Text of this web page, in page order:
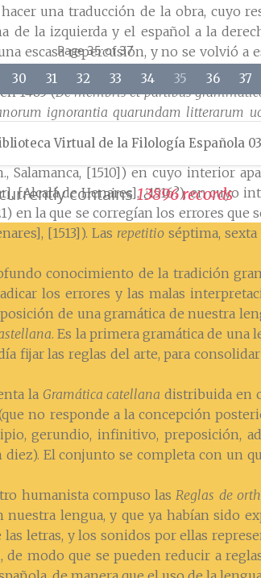
una traducción de la obra, cuyo
de la izquierda y el español a la
escasa repercusión, y no se volvió a
Fue así cómo, poco a poco, iba
1485 (De membris et partibus
ignorantia quarundam litterarum
De
título y año de lectura); la quinta en 1508
Salamanca, [1510]) en cuyo interior
[Alcalá de Henares], ¿1516?), en
en la que se corregían los errores
[1513]). Las repetitio séptima,
conocimiento de la tradición
los errores y las malas
de una gramática de nuestra
. Es la primera gramática de una
fijar las reglas del arte, para
la Gramática catellana distribuida en
no responde a la concepción
gerundio, infinitivo, preposición,
diez). El conjunto se completa con un
humanista compuso lasReglas de
lengua, y que ya habían sido
letras, y los sonidos por ellas
modo que se pueden reducir a
Page 35 of 37
30 31 32 33 34 35 36 37
Virtual de la Filología Española
currently contains13896records